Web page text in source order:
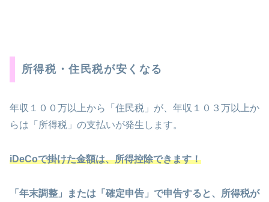
所得税・住民税が安くなる
年収１００万以上から「住民税」が、年収１０３万以上か
らは「所得税」の支払いが発生します。
iDeCoで掛けた金額は、所得控除できます！
「年末調整」または「確定申告」で申告すると、所得税が